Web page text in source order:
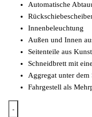
Automatische
Innenbeleuchtung
Außen und Innen
Seitenteile aus
Schneidbrett mit
Aggregat unter dem
Fahrgestell als
-